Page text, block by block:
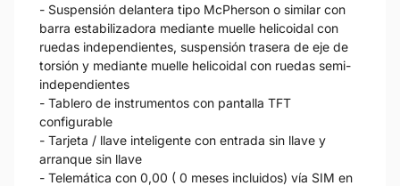
- Suspensión delantera tipo McPherson o similar con
barra estabilizadora mediante muelle helicoidal con
ruedas independientes, suspensión trasera de eje de
torsión y mediante muelle helicoidal con ruedas semi-
independientes
- Tablero de instrumentos con pantalla TFT
configurable
- Tarjeta / llave inteligente con entrada sin llave y
arranque sin llave
- Telemática con 0,00 ( 0 meses incluidos) vía SIM en